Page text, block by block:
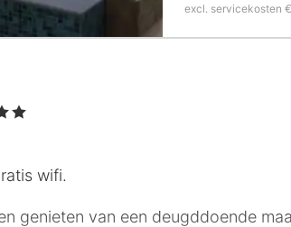
excl. servicekosten
wifi.
genieten van een deugddoende